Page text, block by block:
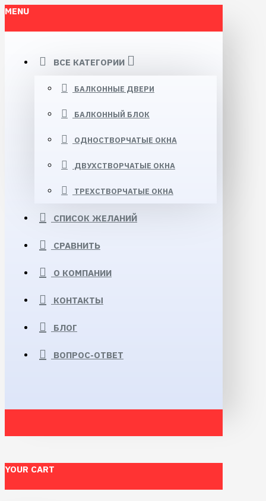
MENU
ВСЕ КАТЕГОРИИ
БАЛКОННЫЕ ДВЕРИ
БАЛКОННЫЙ БЛОК
ОДНОСТВОРЧАТЫЕ ОКНА
ДВУХСТВОРЧАТЫЕ ОКНА
ТРЕХСТВОРЧАТЫЕ ОКНА
СПИСОК ЖЕЛАНИЙ
СРАВНИТЬ
О КОМПАНИИ
КОНТАКТЫ
БЛОГ
ВОПРОС-ОТВЕТ
YOUR CART